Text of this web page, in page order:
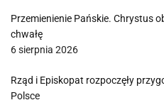
Przemienienie Pańskie. Chrystus
chwałę
6 sierpnia 2026
Rząd i Episkopat rozpoczęły
Polsce